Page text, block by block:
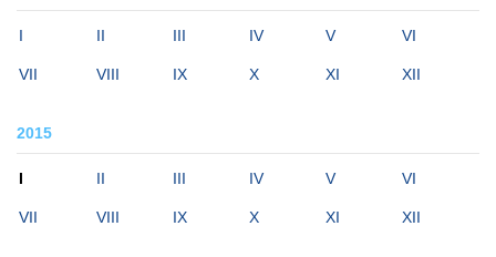
I II III IV V VI
VII VIII IX X XI XII
2015
I II III IV V VI
VII VIII IX X XI XII